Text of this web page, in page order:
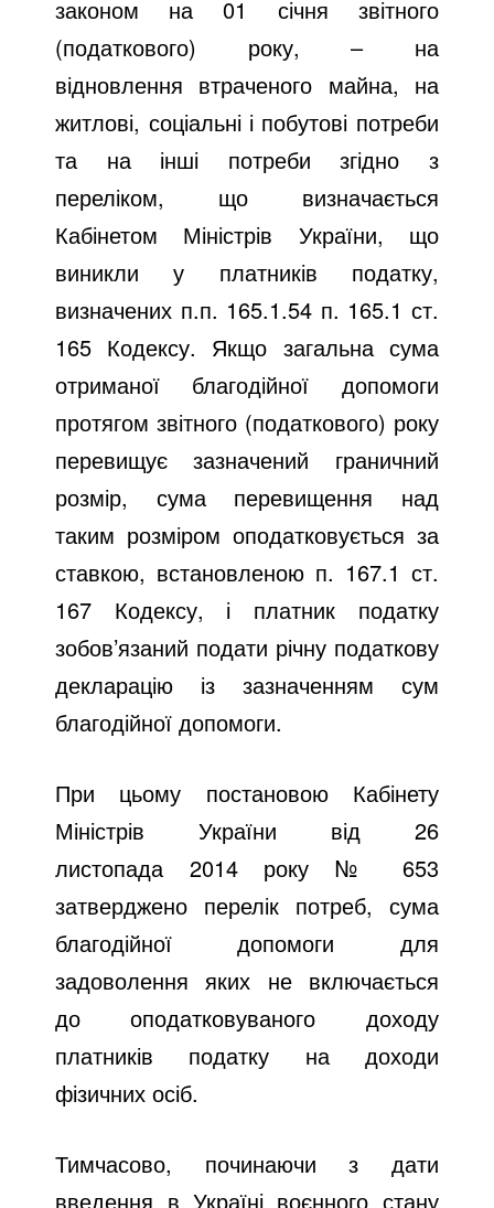
законом на 01 січня звітного
(податкового) року, – на
відновлення втраченого майна, на
житлові, соціальні і побутові потреби
та на інші потреби згідно з
переліком, що визначається
Кабінетом Міністрів України, що
виникли у платників податку,
визначених п.п. 165.1.54 п. 165.1 ст.
165 Кодексу. Якщо загальна сума
отриманої благодійної допомоги
протягом звітного (податкового) року
перевищує зазначений граничний
розмір, сума перевищення над
таким розміром оподатковується за
ставкою, встановленою п. 167.1 ст.
167 Кодексу, і платник податку
зобов’язаний подати річну податкову
декларацію із зазначенням сум
благодійної допомоги.
При цьому постановою Кабінету
Міністрів України від 26
листопада 2014 року № 653
затверджено перелік потреб, сума
благодійної допомоги для
задоволення яких не включається
до оподатковуваного доходу
платників податку на доходи
фізичних осіб.
Тимчасово, починаючи з дати
введення в Україні воєнного стану